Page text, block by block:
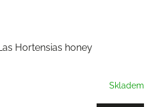
Hortensias honey
Skladem